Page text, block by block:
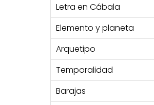
Letra en Cábala
Elemento y planeta
Arquetipo
Temporalidad
Barajas